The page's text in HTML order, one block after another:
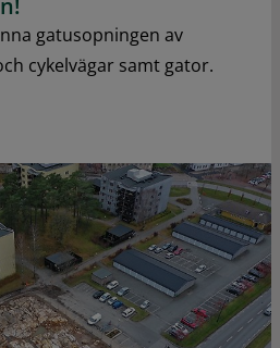
gatusopningen av
cykelvägar samt gator.